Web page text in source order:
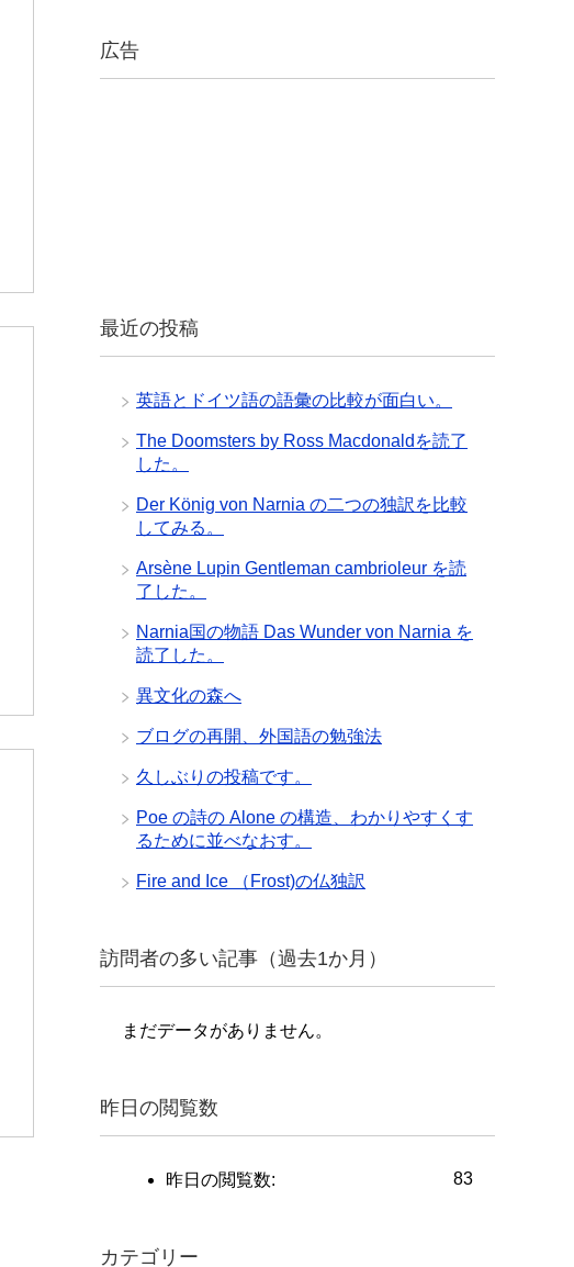
広告
最近の投稿
英語とドイツ語の語彙の比較が面白い。
The Doomsters by Ross Macdonaldを読了
した。
Der König von Narnia の二つの独訳を比較
してみる。
Arsène Lupin Gentleman cambrioleur を読
了した。
Narnia国の物語 Das Wunder von Narnia を
読了した。
異文化の森へ
ブログの再開、外国語の勉強法
久しぶりの投稿です。
Poe の詩の Alone の構造、わかりやすくす
るために並べなおす。
Fire and Ice （Frost)の仏独訳
訪問者の多い記事（過去1か月）
まだデータがありません。
昨日の閲覧数
83
昨日の閲覧数:
カテゴリー